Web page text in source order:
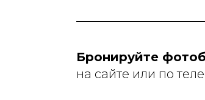
Бронируйте
на сайте или по